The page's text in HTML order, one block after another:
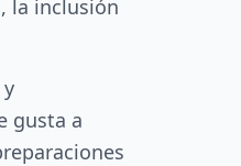
la inclusión
gusta a